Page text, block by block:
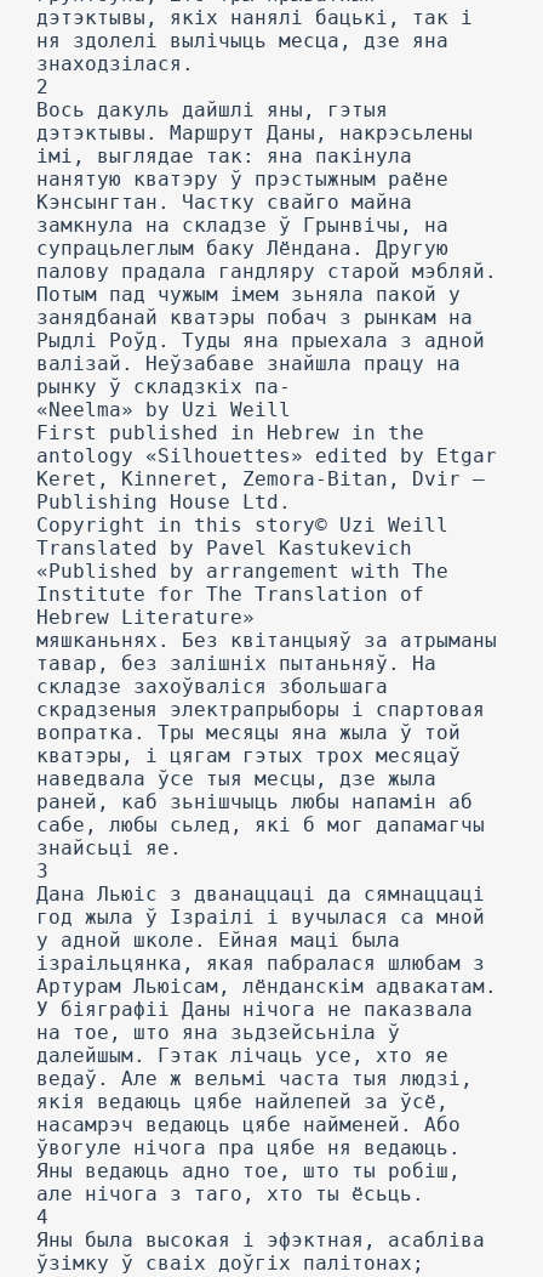
дэтэктывы, якіх нанялі бацькі, так і
ня здолелі вылічыць месца, дзе яна
знаходзілася.
2
Вось дакуль дайшлі яны, гэтыя
дэтэктывы. Маршрут Даны, накрэсьлены
імі, выглядае так: яна пакінула
нанятую кватэру ў прэстыжным раёне
Кэнсынгтан. Частку свайго майна
замкнула на складзе ў Грынвічы, на
супрацьлеглым баку Лёндана. Другую
палову прадала гандляру старой мэбляй.
Потым пад чужым імем зьняла пакой у
занядбанай кватэры побач з рынкам на
Рыдлі Роўд. Туды яна прыехала з адной
валізай. Неўзабаве знайшла працу на
рынку ў складзкіх па-
«Neelma» by Uzi Weill
First published in Hebrew in the
antology «Silhouettes» edited by Etgar
Keret, Kinneret, Zemora-Bitan, Dvir —
Publishing House Ltd.
Copyright in this story© Uzi Weill
Translated by Pavel Kastukevich
«Published by arrangement with The
Institute for The Translation of
Hebrew Literature»
мяшканьнях. Без квітанцыяў за атрыманы
тавар, без залішніх пытаньняў. На
складзе захоўваліся збольшага
скрадзеныя электрапрыборы і спартовая
вопратка. Тры месяцы яна жыла ў той
кватэры, і цягам гэтых трох месяцаў
наведвала ўсе тыя месцы, дзе жыла
раней, каб зьнішчыць любы напамін аб
сабе, любы сьлед, які б мог дапамагчы
знайсьці яе.
3
Дана Льюіс з дванаццаці да сямнаццаці
год жыла ў Ізраілі і вучылася са мной
у адной школе. Ейная маці была
ізраільцянка, якая пабралася шлюбам з
Артурам Льюісам, лёнданскім адвакатам.
У біяграфіі Даны нічога не паказвала
на тое, што яна зьдзейсьніла ў
далейшым. Гэтак лічаць усе, хто яе
ведаў. Але ж вельмі часта тыя людзі,
якія ведаюць цябе найлепей за ўсё,
насамрэч ведаюць цябе найменей. Або
ўвогуле нічога пра цябе ня ведаюць.
Яны ведаюць адно тое, што ты робіш,
але нічога з таго, хто ты ёсьць.
4
Яны была высокая і эфэктная, асабліва
ўзімку ў сваіх доўгіх палітонах;